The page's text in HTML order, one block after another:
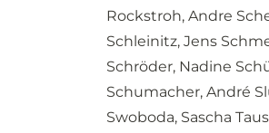
Rockstroh, Andre
Schleinitz, Jens
Schröder, Nadine
Schumacher, André
Swoboda, Sascha